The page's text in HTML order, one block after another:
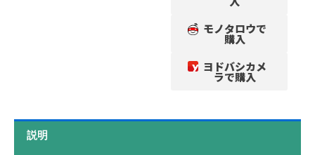
モノタロウで
購入
ヨドバシカメ
ラで購入
説明